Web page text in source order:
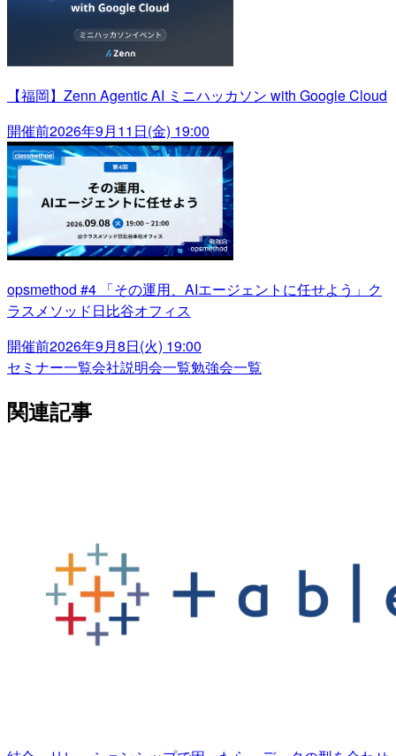
【福岡】Zenn Agentic AI ミニハッカソン with Google Cloud
開催前2026年9月11日(金) 19:00
opsmethod #4 「その運用、AIエージェントに任せよう」ク
ラスメソッド日比谷オフィス
開催前2026年9月8日(火) 19:00
セミナー一覧会社説明会一覧勉強会一覧
関連記事